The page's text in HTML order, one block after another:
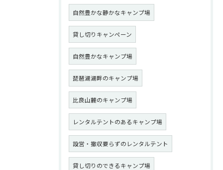
自然豊かな静かなキャンプ場
貸し切りキャンペーン
自然豊かなキャンプ場
琵琶湖湖畔のキャンプ場
比良山麓のキャンプ場
レンタルテントのあるキャンプ場
設営・撤収要らずのレンタルテント
貸し切りのできるキャンプ場